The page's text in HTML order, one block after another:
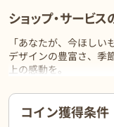
ショップ・サービス
「あなたが、今ほしい
デザインの豊富さ、季
上の感動を。
ご利用前に必ずお読みく
コイン獲得条件